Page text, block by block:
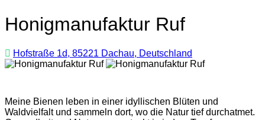
Honigmanufaktur Ruf
Hofstraße 1d, 85221 Dachau, Deutschland
Meine Bienen leben in einer idyllischen Blüten und
Waldvielfalt und sammeln dort, wo die Natur tief durchatmet.